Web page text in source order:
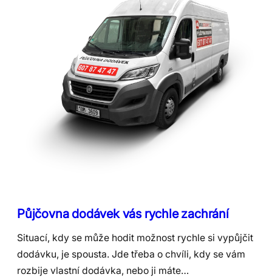
Půjčovna dodávek vás rychle zachrání
Situací, kdy se může hodit možnost rychle si vypůjčit
dodávku, je spousta. Jde třeba o chvíli, kdy se vám
rozbije vlastní dodávka, nebo ji máte…